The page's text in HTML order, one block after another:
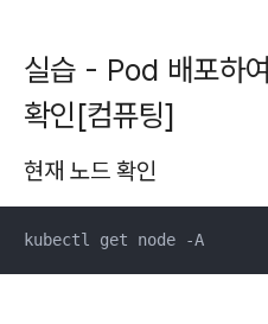
실습 - Pod 배포하
확인[컴퓨팅]
현재 노드 확인
kubectl get node -A